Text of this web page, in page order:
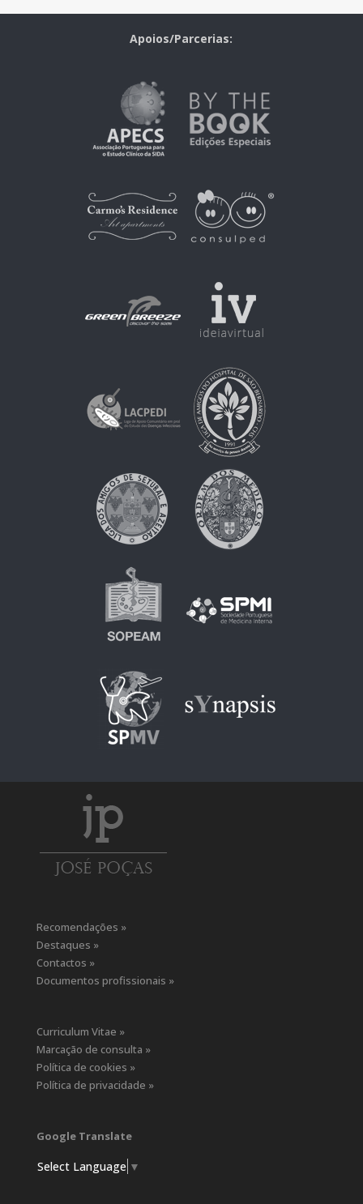
Apoios/Parcerias:
Recomendações »
Destaques »
Contactos »
Documentos profissionais »
Curriculum Vitae »
Marcação de consulta »
Política de cookies »
Política de privacidade »
Google Translate
Select Language ▼